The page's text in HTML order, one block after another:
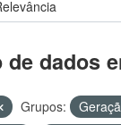
de dados
Grupos: